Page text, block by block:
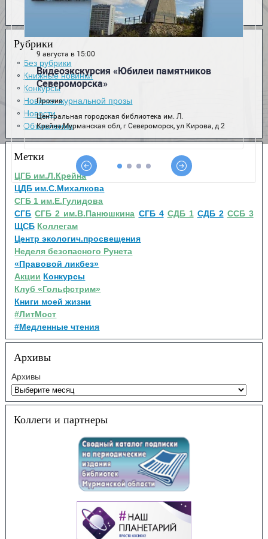
Рубрики
Без рубрики
Книжные новинки
Конкурсы
Новинки журнальной прозы
Новости
Объявления
Метки
ЦГБ им.Л.Крейна
ЦДБ им.С.Михалкова
СГБ 1 им.Е.Гулидова
СГБ СГБ 2 им.В.Панюшкина СГБ 4 СДБ 1 СДБ 2 ССБ 3
ЩСБ Коллегам
Центр экологич.просвещения
Неделя безопасного Рунета
«Правовой ликбез»
Акции Конкурсы
Клуб «Гольфстрим»
Книги моей жизни
#ЛитМост
#Медленные чтения
Архивы
Архивы
Коллеги и партнеры